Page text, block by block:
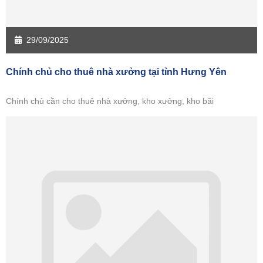
29/09/2025
Chính chủ cho thuê nhà xưởng tại tỉnh Hưng Yên
Chính chủ cần cho thuê nhà xưởng, kho xưởng, kho bãi